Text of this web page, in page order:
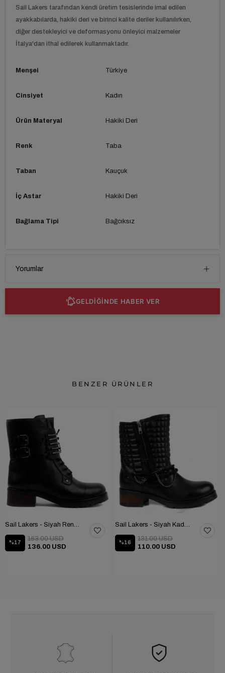
Sail Lakers tarafından kendi üretim tesislerinde imal edilen
ayakkabılarda, hakiki deri ve birinci kalite deriler kullanılırken,
diğer destekleyici ve deformasyonu önleyici malzemeler
İtalya'dan ithal edilerek kullanmaktadır.
Menşei Türkiye
Cinsiyet Kadın
Ürün Materyal Hakiki Deri
Renk Taba
Taban Kauçuk
İç Astar Hakiki Deri
Bağlama Tipi Bağcıksız
Yorumlar
GELDİĞİNDE HABER VER
BENZER ÜRÜNLER
%17
136.00 USD
163.00 USD
%16
110.00 USD
131.00 USD